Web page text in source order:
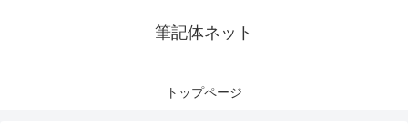
筆記体ネット
トップページ